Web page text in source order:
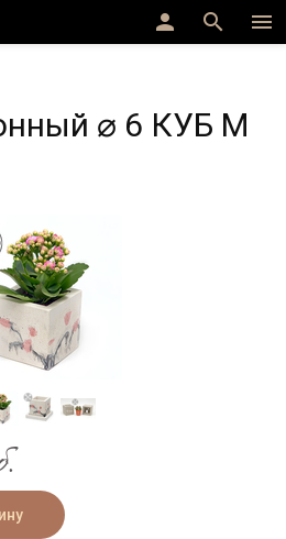
menu
search
person
⌀ 6 КУБ M